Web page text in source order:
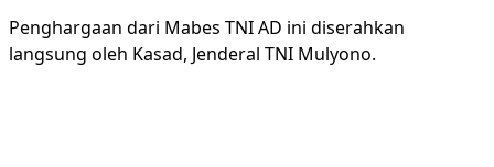
Penghargaan dari Mabes TNI AD ini diserahkan
langsung oleh Kasad, Jenderal TNI Mulyono.